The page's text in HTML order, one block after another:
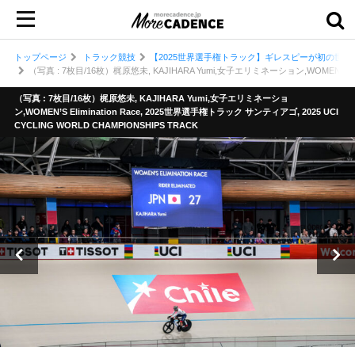
トップページ トラック競技
【2025世界選手権トラック】ギレスピーが初の世
（写真 : 7枚目/16枚）梶原悠未, KAJIHARA Yumi,女子エリミネーション
（写真 : 7枚目/16枚）梶原悠未, KAJIHARA Yumi,女子エリミネーショ
ン,WOMEN’S Elimination Race, 2025世界選手権トラック サンティアゴ, 2025 UCI
CYCLING WORLD CHAMPIONSHIPS TRACK